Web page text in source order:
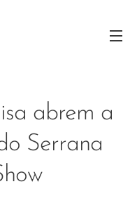
abrem a
Serrana